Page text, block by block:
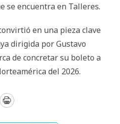
se encuentra en Talleres.
en una pieza clave
dirigida por Gustavo
de concretar su boleto a
del 2026.
Print